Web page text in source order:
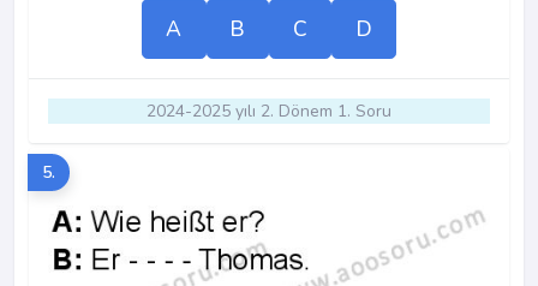
A B C D
2024-2025 yılı 2. Dönem 1. Soru
5.